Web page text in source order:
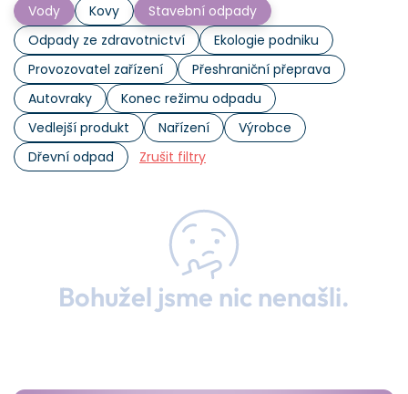
Vody
Kovy
Stavební odpady
Odpady ze zdravotnictví
Ekologie podniku
Provozovatel zařízení
Přeshraniční přeprava
Autovraky
Konec režimu odpadu
Vedlejší produkt
Nařízení
Výrobce
Dřevní odpad
Zrušit filtry
Bohužel jsme nic nenašli.